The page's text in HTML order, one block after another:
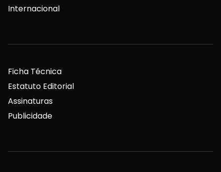
Internacional
Ficha Técnica
Estatuto Editorial
Assinaturas
Publicidade